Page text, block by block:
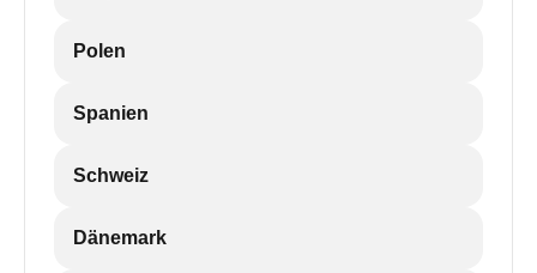
Polen
Spanien
Schweiz
Dänemark